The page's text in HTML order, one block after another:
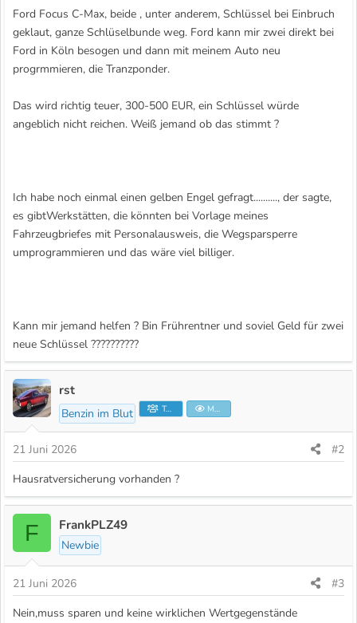
Ford Focus C-Max, beide , unter anderem, Schlüssel bei Einbruch
geklaut, ganze Schlüselbunde weg. Ford kann mir zwei direkt bei
Ford in Köln besogen und dann mit meinem Auto neu
progrmmieren, die Tranzponder.
Das wird richtig teuer, 300-500 EUR, ein Schlüssel würde
angeblich nicht reichen. Weiß jemand ob das stimmt ?
Ich habe noch einmal einen gelben Engel gefragt.........., der sagte,
es gibtWerkstätten, die könnten bei Vorlage meines
Fahrzeugbriefes mit Personalausweis, die Wegsparsperre
umprogrammieren und das wäre viel billiger.
Kann mir jemand helfen ? Bin Frührentner und soviel Geld für zwei
neue Schlüssel ??????????
rst
Benzin im Blut Teammitglied Moderator
21 Juni 2026
#2
Hausratversicherung vorhanden ?
F FrankPLZ49
Newbie
21 Juni 2026
#3
Nein,muss sparen und keine wirklichen Wertgegenstände